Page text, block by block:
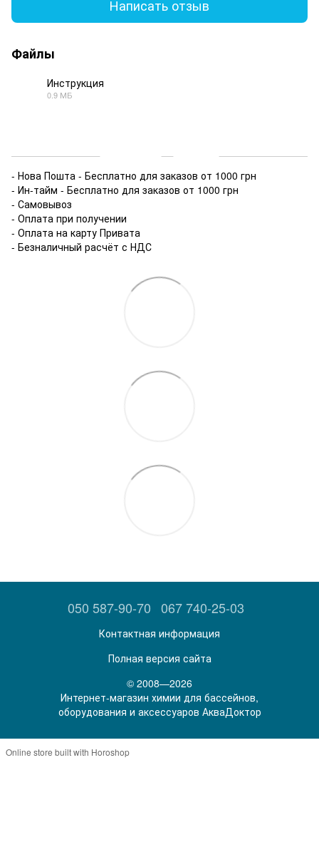
Написать отзыв
Файлы
Инструкция
0.9 МБ
- Нова Пошта - Бесплатно для заказов от 1000 грн
- Ин-тайм - Бесплатно для заказов от 1000 грн
- Самовывоз
- Оплата при получении
- Оплата на карту Привата
- Безналичный расчёт с НДС
050 587-90-70 067 740-25-03
Контактная информация
Полная версия сайта
© 2008—2026
Интернет-магазин химии для бассейнов,
оборудования и аксессуаров АкваДоктор
Online store built with Horoshop